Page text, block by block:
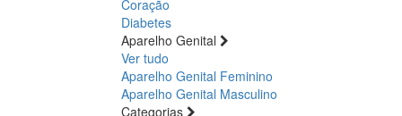
Coração
Diabetes
Aparelho Genital
Ver tudo
Aparelho Genital Feminino
Aparelho Genital Masculino
Categorias